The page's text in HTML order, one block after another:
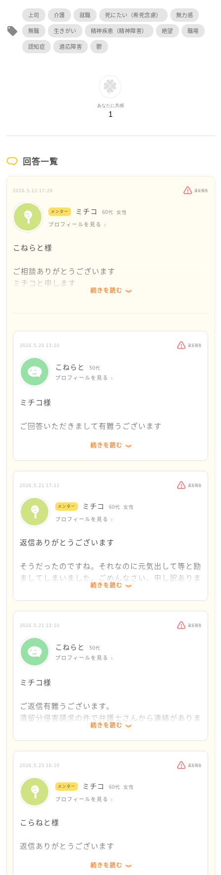
local_offer
上司 介護 就職 死にたい（希死念慮）
無力感
無職
生きがい 精神疾患（精神障害） 絶望
職場
認知症
適応障害 鬱
あなたに共感
1
回答一覧
2026.5.13 17:28 違反報告
メンター ミチコ 60代 女性
プロフィールを見る
こねらと様
ご相談ありがとうございます
ミチコと申します
せん。
誇りを持ってください。そんな…私なんか…って思わ
ないでください。すごいことをやり遂げたのですか
ても残念でしたね。けれどもお話を伺う限り、就業3日
んはそのことで落ち込む事はありません。それにもう
終わったことです。さっさと忘れてしまいましょう
ね。
そして、仕事に就きましょう。こねらとさんに合う仕
事は必ずある筈です。私の知人は、ハローワークで泣
きながら話して担当者さんを長時間困らせました。
苛めにあった知人は、警備のアルバイトで落ち着きま
役所で定期的に無料司法相談会が開催されています。
ご自宅の相続の件は、そちらに一度ご相談なさってみ
てはどうかなと思います。
一つ一つやっていきましょう。そうそう、今直ぐにで
も深呼吸をしてみてください。落ち着きますから。
こねらとさんの飼い猫はとらねこなのかな？これから
い。でも、多くのメンターが心配していると思いま
す。
続きを読む
2026.5.20 13:20 違反報告
こねらと 50代
プロフィールを見る
ミチコ様
ご回答いただきまして有難うございます
自分は何も出来ないのではないかと思ってしまい、
仕事を探す気力がありません。
「誰にでも出来る簡単な仕事」と書いてあっても、
自分には出来ないのではないかと思ってしまいま
す。
一日が無駄に過ぎていってしまいます。
誰も助けてはくれない。自分でなんとかするしかな
何も出来ない役立たずな人間は、消えるしかないの
どんなに悔やんでもやり直せないのに、全てをやり
直したいと悔やんでいます。
続きを読む
2026.5.21 17:11 違反報告
メンター ミチコ 60代 女性
プロフィールを見る
返信ありがとうございます
そうだったのですね。それなのに元気出して等と励
ましてしまいました。ごめんなさい、申し訳ありま
「誰も助けてくれない、自分でなんとかするしかな
い」等と思い込まないでください。ぜひ行政を頼っ
てください。
このメンターカフェの「専門相談案内」に「暮らし
にもご相談なさってください。
何もできないとお書きですが、このメンターカフェ
を探してくださり、そしてお気持ちを寄せてくださ
っています。こらねとさんは、何もできなくはない
のです。一歩前に踏み出しておられると思います。
続きを読む
2026.5.21 22:10 違反報告
こねらと 50代
プロフィールを見る
ミチコ様
ご返信有難うございます。
遺留分侵害請求の件で弁護士さんから連絡がありま
した。弁護士さんの知り合いの不動産会社からリー
スバックの検討をしてもらったそうです。
1348万円で売却、
毎月賃料が16万8000円だそうです。
売却金から向こうに精算するそうです。
月16万8000円なんて払えません。
なのでそもそも借りられないのではないかと。
気持ちでいっぱいです…。
弁護士さんに見捨てられてしまったのだろうかと、
絶望してしまいました。
続きを読む
2026.5.23 16:10 違反報告
メンター ミチコ 60代 女性
プロフィールを見る
こらねと様
返信ありがとうございます
お姉様は弁護士を立てて遺留分の請求をしてきたの
続きを読む